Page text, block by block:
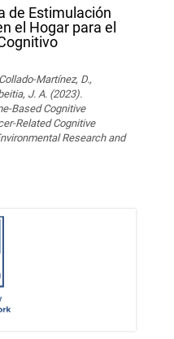
de Estimulación
el Hogar para el
Martínez, D.,
J. A. (2023).
Based Cognitive
Related Cognitive
Research and